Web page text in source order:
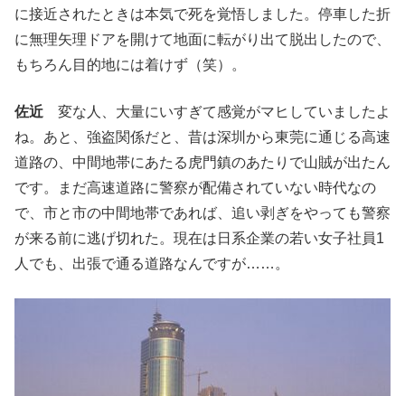
に接近されたときは本気で死を覚悟しました。停車した折
に無理矢理ドアを開けて地面に転がり出て脱出したので、
もちろん目的地には着けず（笑）。
佐近 変な人、大量にいすぎて感覚がマヒしていましたよ
ね。あと、強盗関係だと、昔は深圳から東莞に通じる高速
道路の、中間地帯にあたる虎門鎮のあたりで山賊が出たん
です。まだ高速道路に警察が配備されていない時代なの
で、市と市の中間地帯であれば、追い剥ぎをやっても警察
が来る前に逃げ切れた。現在は日系企業の若い女子社員1
人でも、出張で通る道路なんですが……。